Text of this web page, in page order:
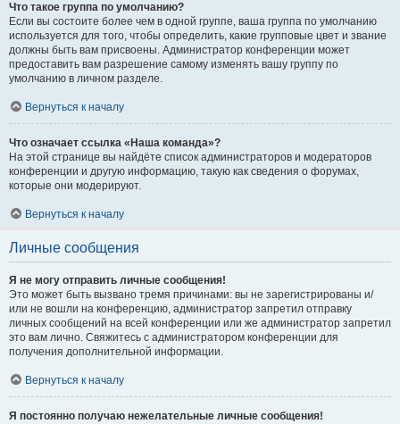
Что такое группа по умолчанию?
Если вы состоите более чем в одной группе, ваша группа по умолчанию
используется для того, чтобы определить, какие групповые цвет и звание
должны быть вам присвоены. Администратор конференции может
предоставить вам разрешение самому изменять вашу группу по
умолчанию в личном разделе.
Вернуться к началу
Что означает ссылка «Наша команда»?
На этой странице вы найдёте список администраторов и модераторов
конференции и другую информацию, такую как сведения о форумах,
которые они модерируют.
Вернуться к началу
Личные сообщения
Я не могу отправить личные сообщения!
Это может быть вызвано тремя причинами: вы не зарегистрированы и/
или не вошли на конференцию, администратор запретил отправку
личных сообщений на всей конференции или же администратор запретил
это вам лично. Свяжитесь с администратором конференции для
получения дополнительной информации.
Вернуться к началу
Я постоянно получаю нежелательные личные сообщения!